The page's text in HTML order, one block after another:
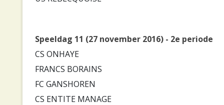
Speeldag 11 (27 november 2016) - 2e periode
CS ONHAYE
FRANCS BORAINS
FC GANSHOREN
CS ENTITE MANAGE